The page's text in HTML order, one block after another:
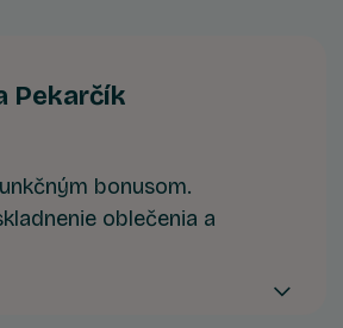
Pekarčík
bonusom.
oblečenia a
miestností, čím